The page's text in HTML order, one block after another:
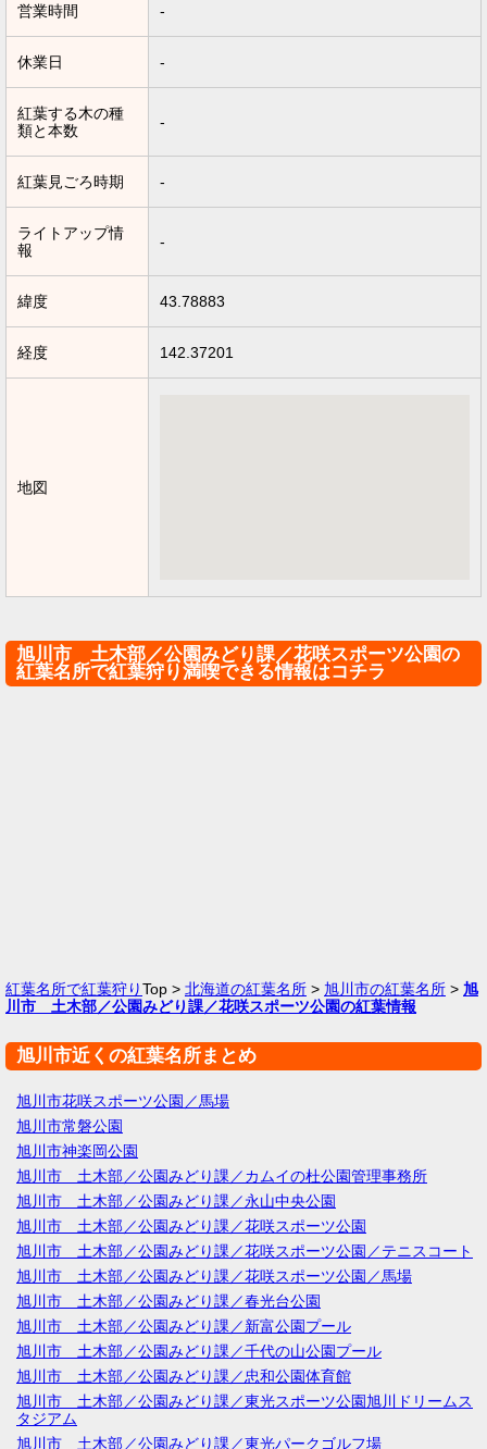
営業時間 -
休業日 -
紅葉する木の種
類と本数
-
紅葉見ごろ時期 -
ライトアップ情
報
-
緯度 43.78883
経度 142.37201
地図
旭川市 土木部／公園みどり課／花咲スポーツ公園の
紅葉名所で紅葉狩り満喫できる情報はコチラ
紅葉名所で紅葉狩りTop > 北海道の紅葉名所 > 旭川市の紅葉名所 > 旭
川市 土木部／公園みどり課／花咲スポーツ公園の紅葉情報
旭川市近くの紅葉名所まとめ
旭川市花咲スポーツ公園／馬場
旭川市常磐公園
旭川市神楽岡公園
旭川市 土木部／公園みどり課／カムイの杜公園管理事務所
旭川市 土木部／公園みどり課／永山中央公園
旭川市 土木部／公園みどり課／花咲スポーツ公園
旭川市 土木部／公園みどり課／花咲スポーツ公園／テニスコート
旭川市 土木部／公園みどり課／花咲スポーツ公園／馬場
旭川市 土木部／公園みどり課／春光台公園
旭川市 土木部／公園みどり課／新富公園プール
旭川市 土木部／公園みどり課／千代の山公園プール
旭川市 土木部／公園みどり課／忠和公園体育館
旭川市 土木部／公園みどり課／東光スポーツ公園旭川ドリームス
タジアム
旭川市 土木部／公園みどり課／東光パークゴルフ場